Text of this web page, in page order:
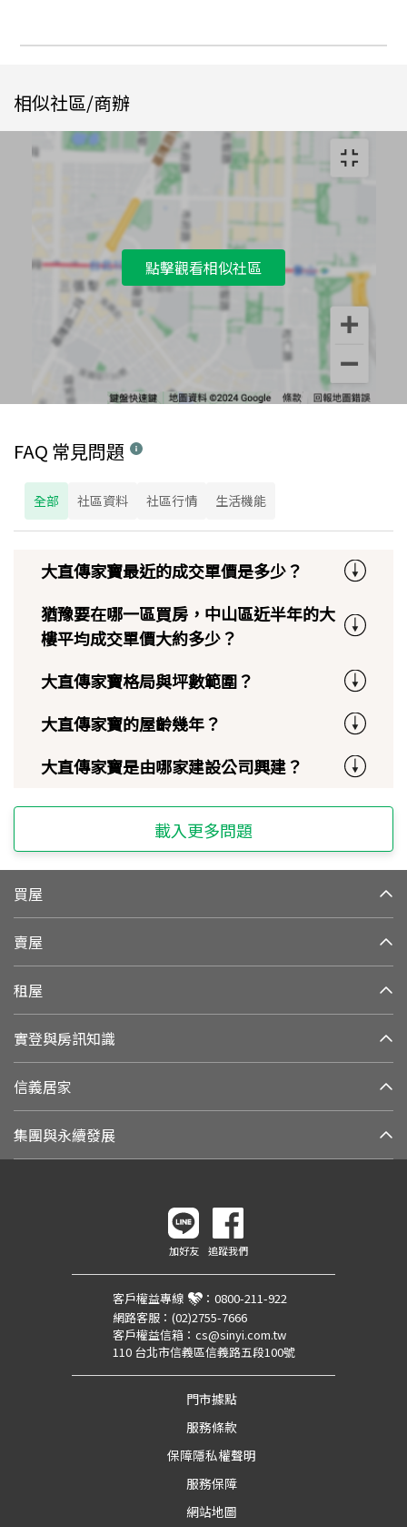
相似社區/商辦
點擊觀看相似社區
FAQ 常見問題
全部 社區資料 社區行情 生活機能
大直傳家寶最近的成交單價是多少？
猶豫要在哪一區買房，中山區近半年的大
樓平均成交單價大約多少？
大直傳家寶格局與坪數範圍？
大直傳家寶的屋齡幾年？
大直傳家寶是由哪家建設公司興建？
載入更多問題
買屋
賣屋
租屋
實登與房訊知識
信義居家
集團與永續發展
加好友 追蹤我們
客戶權益專線 ： 0800-211-922
網路客服： (02)2755-7666
客戶權益信箱： cs@sinyi.com.tw
110 台北市信義區信義路五段100號
門市據點
服務條款
保障隱私權聲明
服務保障
網站地圖